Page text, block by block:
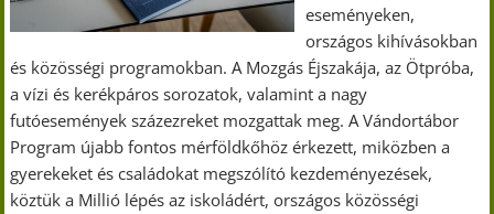
eseményeken,
országos kihívásokban
és közösségi programokban. A Mozgás Éjszakája, az Ötpróba,
a vízi és kerékpáros sorozatok, valamint a nagy
futóesemények százezreket mozgattak meg. A Vándortábor
Program újabb fontos mérföldkőhöz érkezett, miközben a
gyerekeket és családokat megszólító kezdeményezések,
köztük a Millió lépés az iskoládért, országos közösségi